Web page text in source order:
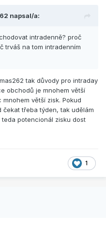
napsal/a:
intradenně? proč
trváš na tom intradenním
tak důvody pro intraday
obchodů je mnohem větší
větší zisk. Pokud
čekat třeba týden, tak udělám
potencionál zisku dost
1